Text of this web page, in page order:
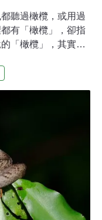
聽過橄欖，或用過
有「橄欖」，卻指
「橄欖」，其實是
工成蜜餞；而橄欖
化象徵。另外還有
稱為「莎梨橄
要介紹的，則是來
屬於杜英科杜英
的杜英有許多相似
，但要分辨它們其
：若葉柄兩端都有
總狀花序，可從開
，錫蘭橄欖則要到7